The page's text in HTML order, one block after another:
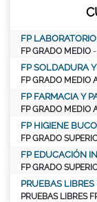
FP LABORATORIO
FP GRADO MEDIO -
FP SOLDADURA
FP GRADO MEDIO
FP FARMACIA Y
FP GRADO MEDIO
FP HIGIENE
FP GRADO
FP EDUCACIÓN
FP GRADO
PRUEBAS
PRUEBAS LIBRES